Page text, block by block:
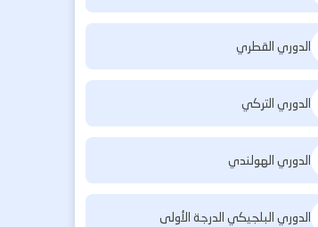
الدوري القطري
الدوري التركي
الدوري الهولندي
الدوري البلجيكي الدرجة الأولى